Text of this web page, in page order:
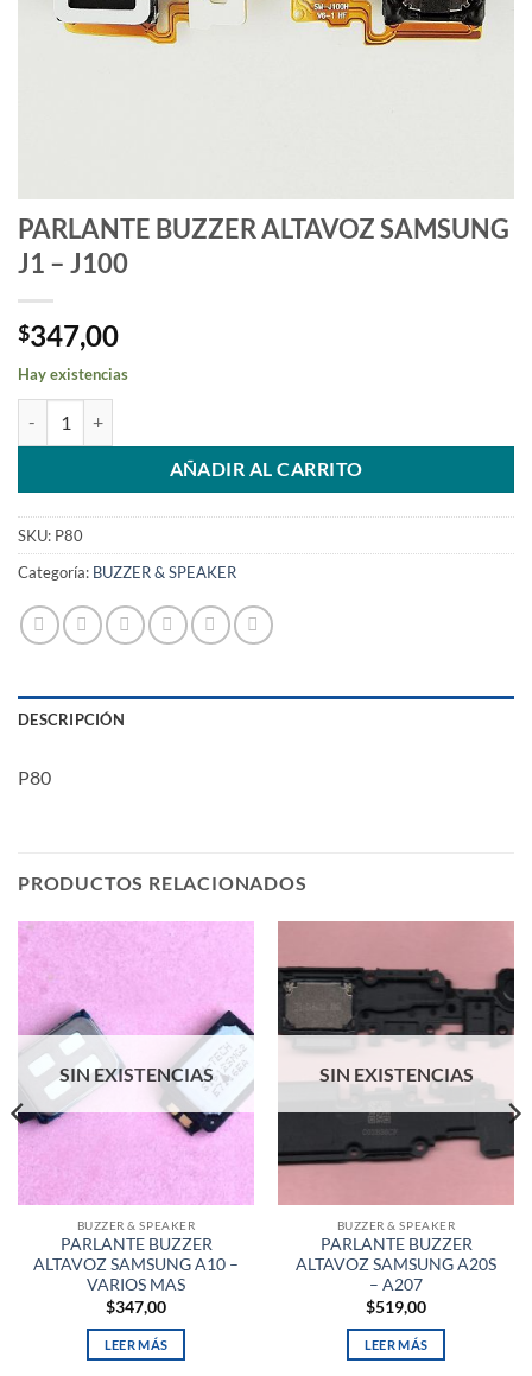
PARLANTE BUZZER ALTAVOZ SAMSUNG
J1 – J100
$347,00
Hay existencias
AÑADIR AL CARRITO
SKU: P80
Categoría: BUZZER & SPEAKER
DESCRIPCIÓN
P80
PRODUCTOS RELACIONADOS
SIN EXISTENCIAS
BUZZER & SPEAKER
PARLANTE BUZZER
ALTAVOZ SAMSUNG A10 –
VARIOS MAS
$347,00
LEER MÁS
SIN EXISTENCIAS
BUZZER & SPEAKER
PARLANTE BUZZER
ALTAVOZ SAMSUNG A20S
– A207
$519,00
LEER MÁS